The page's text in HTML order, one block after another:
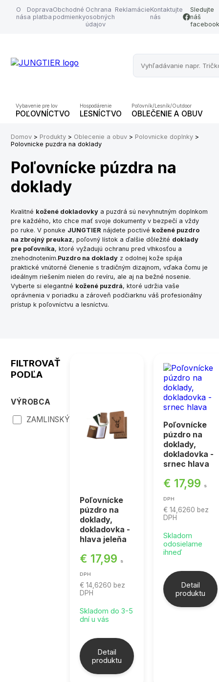
O
nás
Doprava
a platba
Obchodné
podmienky
Ochrana
osobných
údajov
ReklamácieKontaktujte
nás
Sledujte
náš
Vybavenie pre lov
POĽOVNÍCTVO
Hospodárenie
LESNÍCTVO
Poľovník/Lesník/Outdoor
OBLEČENIE A OBUV
Domov > Produkty > Oblecenie a obuv > Polovnicke doplnky >
Polovnicke puzdra na doklady
Poľovnícke púzdra na
doklady
Kvalitné kožené dokladovky a puzdrá sú nevyhnutným doplnkom
pre každého, kto chce mať svoje dokumenty v bezpečí a vždy
po ruke. V ponuke JUNGTIER nájdete poctivé kožené puzdro
na zbrojný preukaz, poľovný lístok a ďalšie dôležité doklady
pre poľovníka, ktoré vyžadujú ochranu pred vlhkosťou a
znehodnotením.Puzdro na doklady z odolnej kože spája
praktické vnútorné členenie s tradičným dizajnom, vďaka čomu je
ideálnym riešením nielen do revíru, ale aj na bežné nosenie.
Vyberte si elegantné kožené puzdrá, ktoré udržia vaše
oprávnenia v poriadku a zároveň podčiarknu váš profesionálny
prístup k poľovníctvu a lesníctvu.
FILTROVAŤ
PODĽA
VÝROBCA
ZAMLINSKÝ
Poľovnícke
púzdro na
doklady,
dokladovka -
hlava jeleňa
€ 17,99 s
DPH
€ 14,6260 bez
DPH
Skladom do 3-5
dní u vás
Detail
produktu
Poľovnícke
púzdro na
doklady,
dokladovka -
srnec hlava
€ 17,99 s
DPH
€ 14,6260 bez
DPH
Skladom
odosielame
ihneď
Detail
produktu